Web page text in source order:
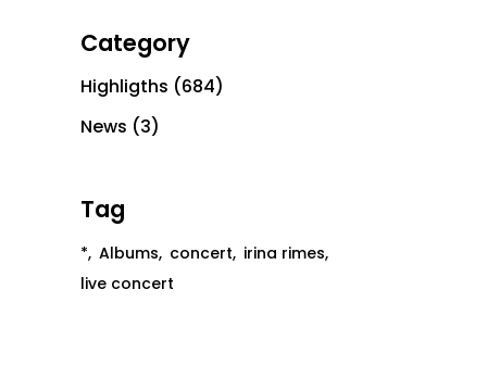
Category
Highligths (684)
News (3)
Tag
* Albums concert irina rimes
live concert